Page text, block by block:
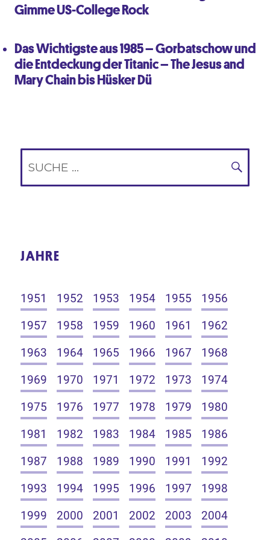
Gimme US-College Rock
Das Wichtigste aus 1985 – Gorbatschow und
die Entdeckung der Titanic – The Jesus and
Mary Chain bis Hüsker Dü
JAHRE
1951 1952 1953 1954 1955
1956
1957
1958 1959 1960 1961
1962
1963
1964 1965 1966 1967
1968
1969
1970 1971 1972 1973
1974
1975
1976 1977 1978 1979
1980
1981
1982 1983 1984 1985
1986
1987
1988 1989 1990 1991
1992
1993
1994 1995 1996 1997
1998
1999
2000 2001 2002 2003
2004